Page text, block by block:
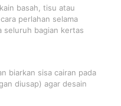
basah, tisu atau
perlahan selama
seluruh bagian kertas
biarkan sisa cairan pada
diusap) agar desain